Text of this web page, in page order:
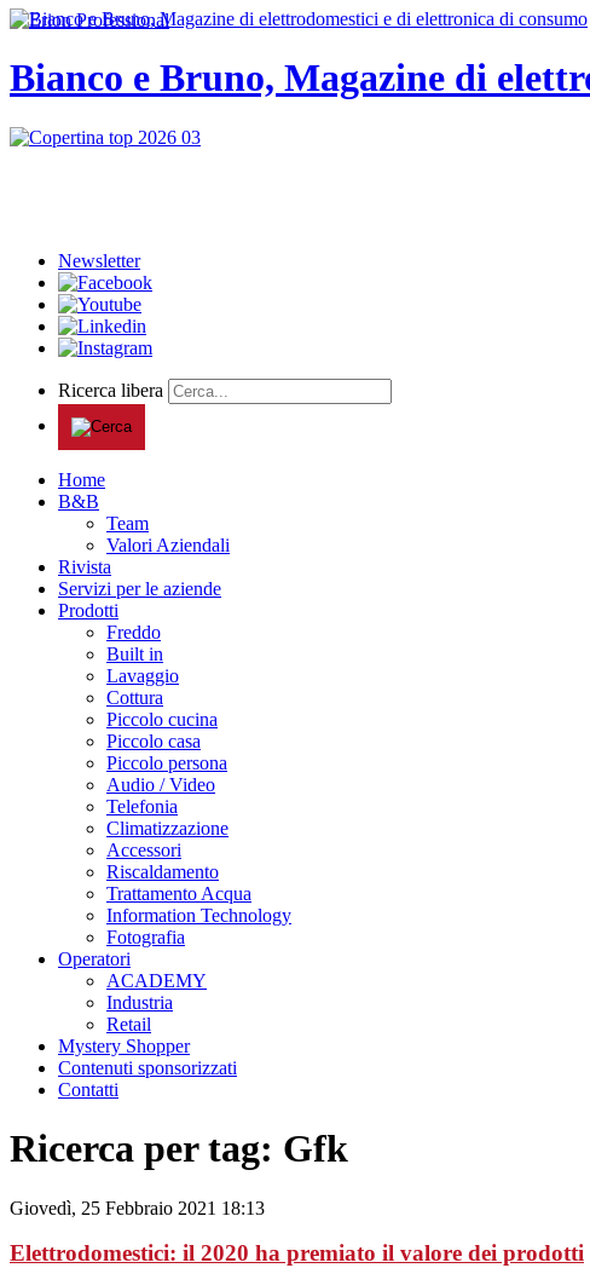
Bianco e Bruno, Magazine di
Newsletter
Ricerca libera
Home
B&B
Team
Valori Aziendali
Rivista
Servizi per le aziende
Prodotti
Freddo
Built in
Lavaggio
Cottura
Piccolo cucina
Piccolo casa
Piccolo persona
Audio / Video
Telefonia
Climatizzazione
Accessori
Riscaldamento
Trattamento Acqua
Information Technology
Fotografia
Operatori
ACADEMY
Industria
Retail
Mystery Shopper
Contenuti sponsorizzati
Contatti
Ricerca per tag: Gfk
Giovedì, 25 Febbraio 2021 18:13
Elettrodomestici: il 2020 ha premiato il valore dei prodotti